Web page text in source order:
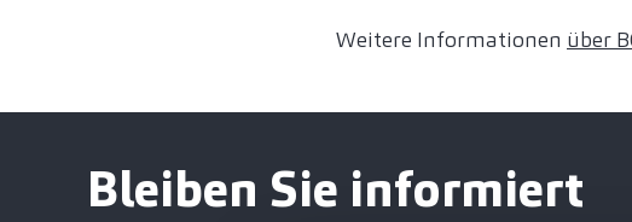
Weitere Informationen über
Bleiben Sie informiert